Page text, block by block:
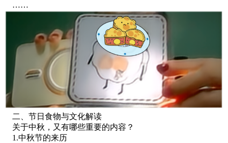
……
二、节日食物与文化解读
关于中秋，又有哪些重要的内容？
1.中秋节的来历